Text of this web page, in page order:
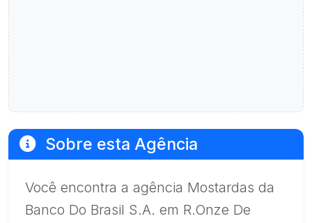
Sobre esta Agência
Você encontra a agência Mostardas da
Banco Do Brasil S.A. em R.Onze De